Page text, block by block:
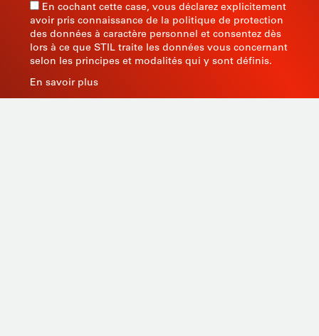
En cochant cette case, vous déclarez explicitement
avoir pris connaissance de la politique de protection
des données à caractère personnel et consentez dès
lors à ce que STIL traite les données vous concernant
selon les principes et modalités qui y sont définis.
En savoir plus